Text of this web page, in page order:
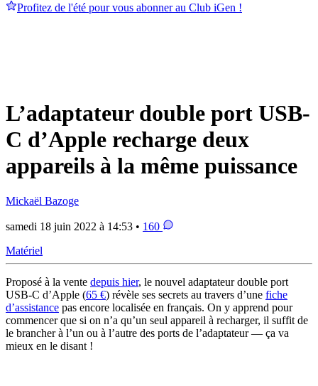
Profitez de l'été pour vous abonner au Club iGen !
L’adaptateur double port USB-
C d’Apple recharge deux
appareils à la même puissance
Mickaël Bazoge
samedi 18 juin 2022 à 14:53 • 160
Matériel
Proposé à la vente depuis hier, le nouvel adaptateur double port
USB-C d’Apple (65 €) révèle ses secrets au travers d’une fiche
d’assistance pas encore localisée en français. On y apprend pour
commencer que si on n’a qu’un seul appareil à recharger, il suffit de
le brancher à l’un ou à l’autre des ports de l’adaptateur — ça va
mieux en le disant !